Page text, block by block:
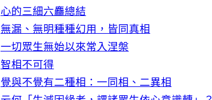
心的三細六麤總結
無漏、無明種種幻用，皆同真相
一切眾生無始以來常入涅槃
智相不可得
覺與不覺有二種相：一同相、二異相